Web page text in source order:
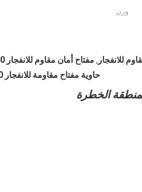
وزن:
, مفتاح أمان مقاوم للانفجار 380 فولت
حاوية مفتاح مقاومة للانفجار 380 فولت